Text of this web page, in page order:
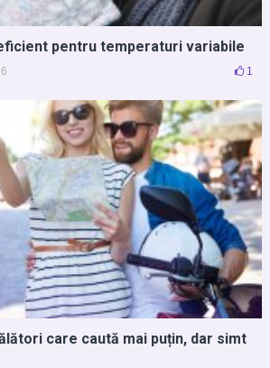
pentru temperaturi variabile
1
care caută mai puțin, dar simt